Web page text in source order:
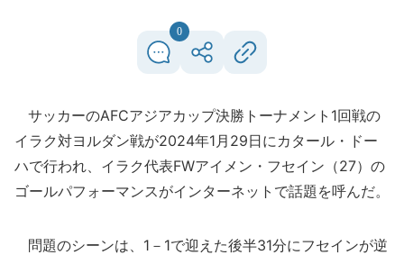
0
サッカーのAFCアジアカップ決勝トーナメント1回戦の
イラク対ヨルダン戦が2024年1月29日にカタール・ドー
ハで行われ、イラク代表FWアイメン・フセイン（27）の
ゴールパフォーマンスがインターネットで話題を呼んだ。
問題のシーンは、1－1で迎えた後半31分にフセインが逆